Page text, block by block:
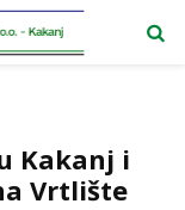
Kakanj i
Vrtlište